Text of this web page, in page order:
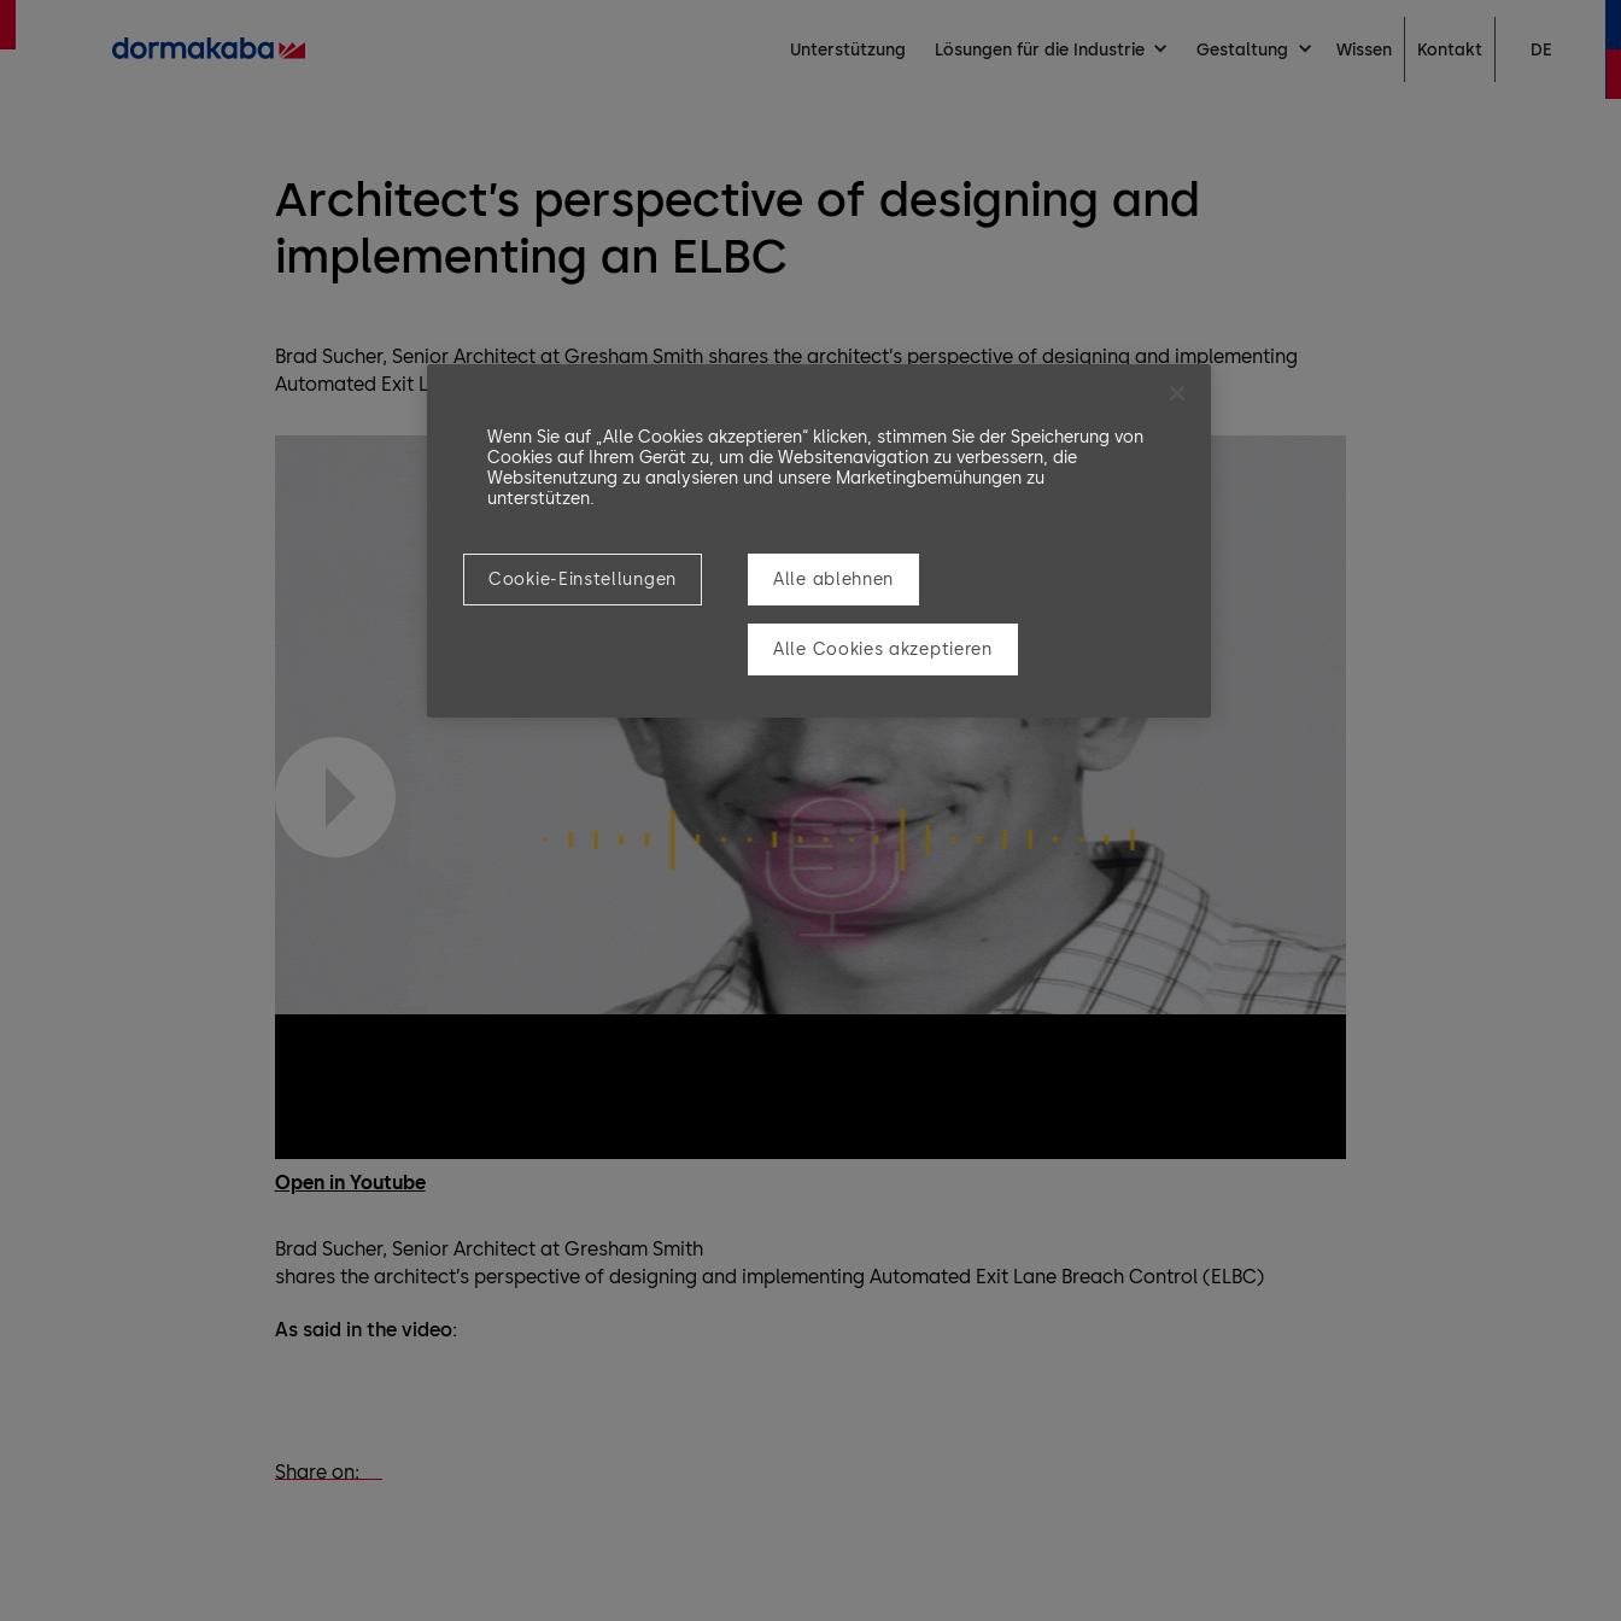
Unterstützung Lösungen für die Industrie Gestaltung Wissen Kontakt DE
Architect’s perspective of designing and
implementing an ELBC
Brad Sucher, Senior Architect at Gresham Smith shares the architect’s perspective of designing and implementing
Automated Exit Lane Breach Control (ELBC)​​​​​​​
Open in Youtube
Brad Sucher, Senior Architect at Gresham Smith
shares the architect’s perspective of designing and implementing Automated Exit Lane Breach Control (ELBC)​​​​​​​
As said in the video:
Share on:
Wenn Sie auf „Alle Cookies akzeptieren“ klicken, stimmen Sie der Speicherung von
Cookies auf Ihrem Gerät zu, um die Websitenavigation zu verbessern, die
Websitenutzung zu analysieren und unsere Marketingbemühungen zu
unterstützen.
Cookie-Einstellungen Alle ablehnen
Alle Cookies akzeptieren